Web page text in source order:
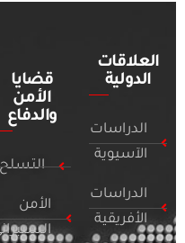
العلاقات
الدولية
الدراسات
الآسيوية
الدراسات
الأفريقية
قضايا
الأمن
والدفاع
التسلح
الأمن
السيبراني